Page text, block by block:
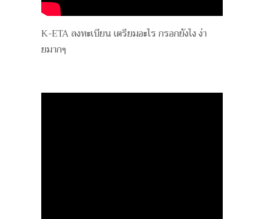
K-ETA ลงทะเบียน เตรียมอะไร กรอกยังไง ง่า
ยมากๆ